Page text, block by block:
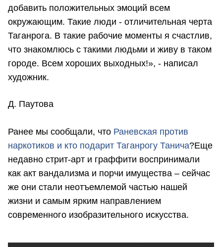
добавить положительных эмоций всем
окружающим. Такие люди - отличительная черта
Таганрога. В такие рабочие моменты я счастлив,
что знакомлюсь с такими людьми и живу в таком
городе. Всем хороших выходных!», - написал
художник.
Д. Паутова
Ранее мы сообщали, что Раневская против
наркотиков и кто подарит Таганрогу Танича?Еще
недавно стрит-арт и граффити воспринимали
как акт вандализма и порчи имущества – сейчас
же они стали неотъемлемой частью нашей
жизни и самым ярким направлением
современного изобразительного искусства.